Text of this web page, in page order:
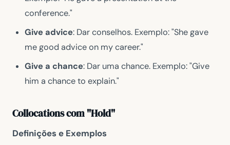
conference."
Give advice: Dar conselhos. Exemplo: "She gave
me good advice on my career."
Give a chance: Dar uma chance. Exemplo: "Give
him a chance to explain."
Collocations com "Hold"
Definições e Exemplos